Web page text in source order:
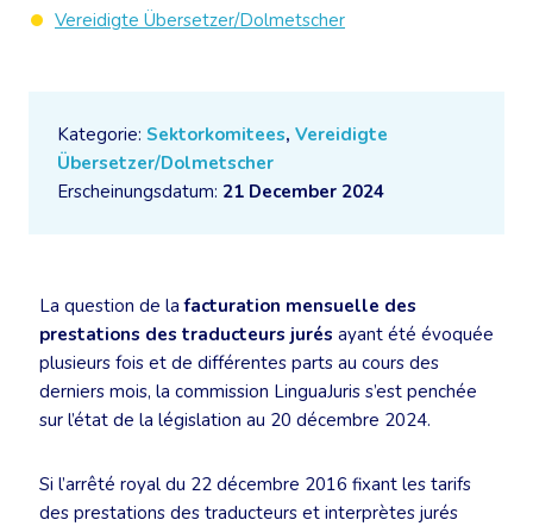
Kategorie: Sektorkomitees, Vereidigte
Übersetzer/Dolmetscher
Erscheinungsdatum: 21 December 2024
La question de lafacturation mensuelle des
prestations des traducteurs jurés ayant été évoquée
plusieurs fois et de différentes parts au cours des
derniers mois, la commission LinguaJuris s’est penchée
sur l’état de la législation au 20 décembre 2024.
Si l’arrêté royal du 22 décembre 2016 fixant les tarifs
des prestations des traducteurs et interprètes jurés
Vereidigte Übersetzer/Dolmetscher